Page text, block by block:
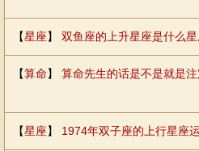
【星座】 双鱼座的上升星座是什么星
【算命】 算命先生的话是不是就是
【星座】 1974年双子座的上行星座